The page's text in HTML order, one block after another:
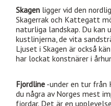
Skagen ligger vid den
Skagerrak och Kattegatt
naturliga landskap. Du kan
kustlinjerna, de vita
Ljuset i Skagen är också
har lockat konstnärer i
Fjordline -under en tur från
du några av Norges mest
fjordar. Det är en